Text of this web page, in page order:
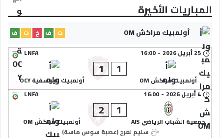
المباريات الأخيرة
أولمبيك مراكش OM ت ف خ ت
ف
LNFA
25 أبريل 2026 -
16:00
أولمبيك مراكش OM
1
1
أولمبيك اليوسفية OCY
LNFA
4 أبريل 2026 -
16:00
جمعية الشباب الرياضي AJS
1
2
أولمبيك مراكش OM
سليم لعرج (عصبة سوس ماسة)